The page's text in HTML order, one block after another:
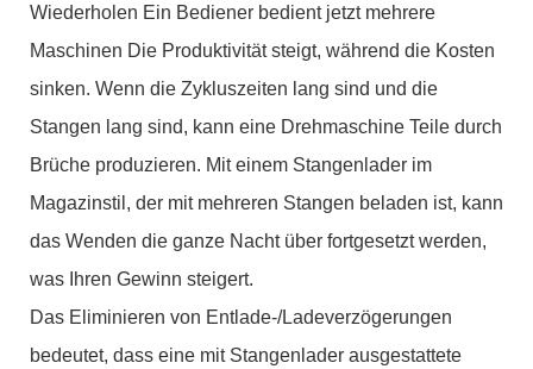
Wiederholen Ein Bediener bedient jetzt mehrere
Maschinen Die Produktivität steigt, während die Kosten
sinken. Wenn die Zykluszeiten lang sind und die
Stangen lang sind, kann eine Drehmaschine Teile durch
Brüche produzieren. Mit einem Stangenlader im
Magazinstil, der mit mehreren Stangen beladen ist, kann
das Wenden die ganze Nacht über fortgesetzt werden,
was Ihren Gewinn steigert.
Das Eliminieren von Entlade-/Ladeverzögerungen
bedeutet, dass eine mit Stangenlader ausgestattete